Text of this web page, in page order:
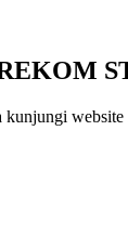
kunjungi website